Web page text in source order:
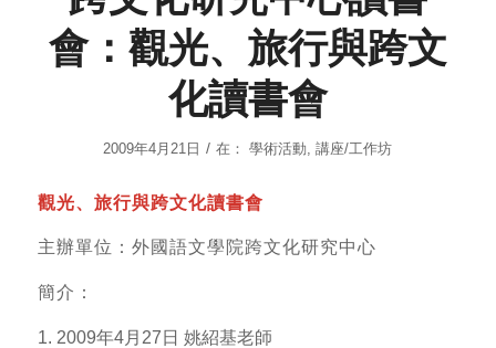
會：觀光、旅行與跨文
化讀書會
2009年4月21日 / 在：學術活動,講座/工作坊
觀光、旅行與跨文化讀書會
主辦單位：外國語文學院跨文化研究中心
簡介：
1. 2009年4月27日 姚紹基老師